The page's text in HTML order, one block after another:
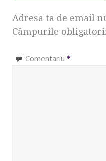
Adresa ta de email
Câmpurile
Comentariu *